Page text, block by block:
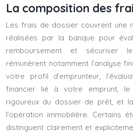
La composition des
Les frais de dossier couvrent une
réalisées par la banque pour
remboursement et sécuriser
rémunèrent notamment l’analyse
votre profil d’emprunteur,
financier lié à votre emprunt, le
rigoureux du dossier de prêt, et
l’opération immobilière. Certains
distinguent clairement et